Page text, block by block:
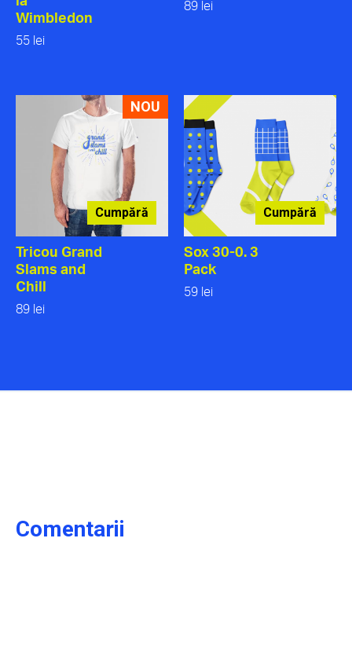
Wimbledon
55 lei
89 lei
NOU
Cumpără
Tricou Grand
Slams and
Chill
89 lei
Cumpără
Sox 30-0. 3
Pack
59 lei
Comentarii